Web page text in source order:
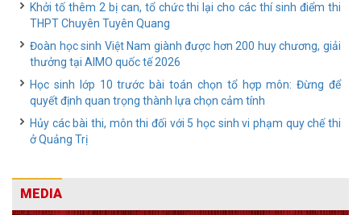
Khởi tố thêm 2 bị can, tổ chức thi lại cho các thí sinh điểm thi
THPT Chuyên Tuyên Quang
Đoàn học sinh Việt Nam giành được hơn 200 huy chương, giải
thưởng tại AIMO quốc tế 2026
Học sinh lớp 10 trước bài toán chọn tổ hợp môn: Đừng để
quyết định quan trọng thành lựa chọn cảm tính
Hủy các bài thi, môn thi đối với 5 học sinh vi phạm quy chế thi
ở Quảng Trị
MEDIA